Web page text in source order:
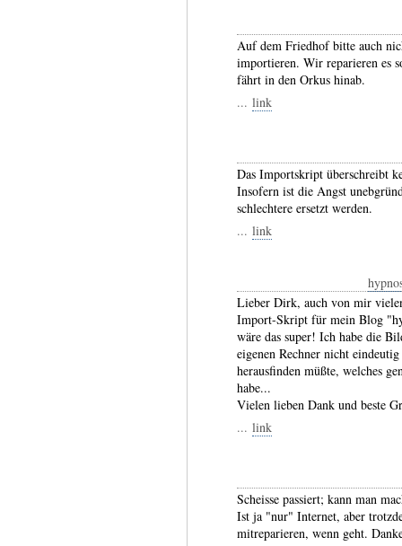
Auf dem Friedhof bitte auch
importieren. Wir reparieren es
fährt in den Orkus hinab.
... link
Das Importskript überschreibt
Insofern ist die Angst
schlechtere ersetzt werden.
... link
Lieber Dirk, auch von mir
Import-Skript für mein Blog
wäre das super! Ich habe die
eigenen Rechner nicht
herausfinden müßte, welches
habe...
Vielen lieben Dank und beste
... link
Scheisse passiert; kann man
Ist ja "nur" Internet, aber
mitreparieren, wenn geht.